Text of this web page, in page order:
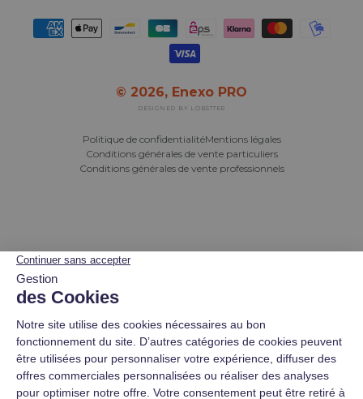
Moyens de paiement acceptés
© 2026, Enexo PRO
DESIGNED BY LOBSTTER
Politique de confidentialitéMentions légales
Conditions générales de vente particuliers
Conditions générales de vente professionnels